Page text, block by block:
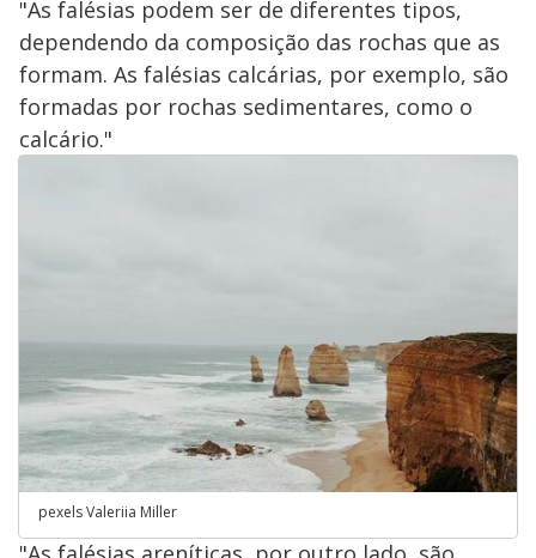
"As falésias podem ser de diferentes tipos,
dependendo da composição das rochas que as
formam. As falésias calcárias, por exemplo, são
formadas por rochas sedimentares, como o
calcário."
pexels Valeriia Miller